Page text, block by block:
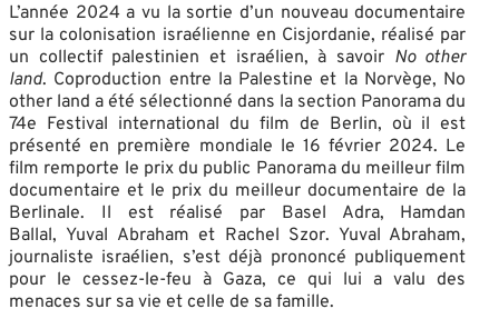
L’année 2024 a vu la sortie d’un nouveau documentaire
sur la colonisation israélienne en Cisjordanie, réalisé par
un collectif palestinien et israélien, à savoir No other
land. Coproduction entre la Palestine et la Norvège, No
other land a été sélectionné dans la section Panorama du
74e Festival international du film de Berlin, où il est
présenté en première mondiale le 16 février 2024. Le
film remporte le prix du public Panorama du meilleur film
documentaire et le prix du meilleur documentaire de la
Berlinale. Il est réalisé par Basel Adra, Hamdan
Ballal, Yuval Abraham et Rachel Szor. Yuval Abraham,
journaliste israélien, s’est déjà prononcé publiquement
pour le cessez-le-feu à Gaza, ce qui lui a valu des
menaces sur sa vie et celle de sa famille.